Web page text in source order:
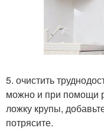
5. очистить
можно и при помощи
ложку крупы,
потрясите.